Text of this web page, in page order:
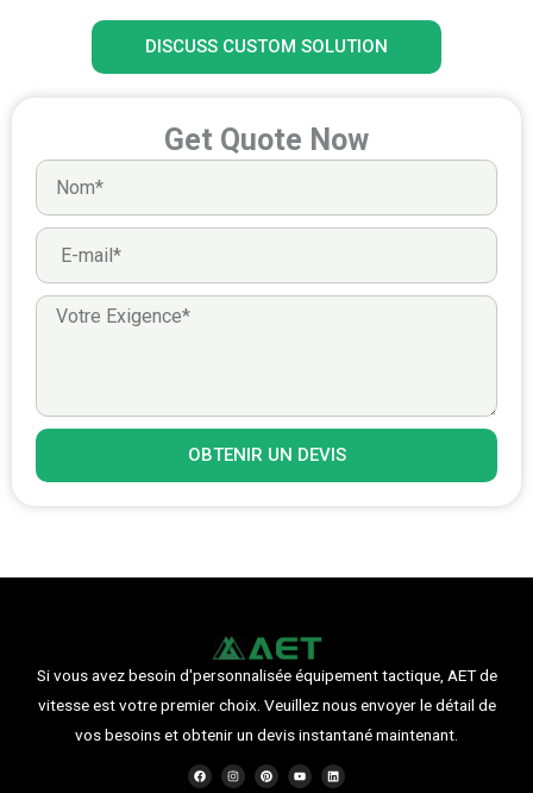
DISCUSS CUSTOM SOLUTION
Get Quote Now
OBTENIR UN DEVIS
Si vous avez besoin d'personnalisée équipement tactique, AET de
vitesse est votre premier choix. Veuillez nous envoyer le détail de
vos besoins et obtenir un devis instantané maintenant.
F
a
I
n
P
i
Y
o
L
i